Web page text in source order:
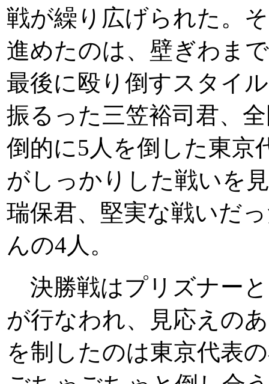
戦が繰り広げられた。
進めたのは、壁ぎわま
最後に殴り倒すスタイ
振るった三笠裕司君、
倒的に5人を倒した東京
がしっかりした戦いを
瑞保君、堅実な戦いだ
んの4人。
決勝戦はプリズナー
が行なわれ、見応えの
を制したのは東京代表